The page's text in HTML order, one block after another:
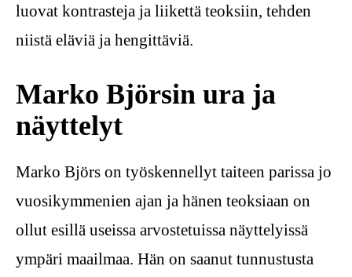
luovat kontrasteja ja liikettä teoksiin, tehden
niistä eläviä ja hengittäviä.
Marko Björsin ura ja
näyttelyt
Marko Björs on työskennellyt taiteen parissa jo
vuosikymmenien ajan ja hänen teoksiaan on
ollut esillä useissa arvostetuissa näyttelyissä
ympäri maailmaa. Hän on saanut tunnustusta